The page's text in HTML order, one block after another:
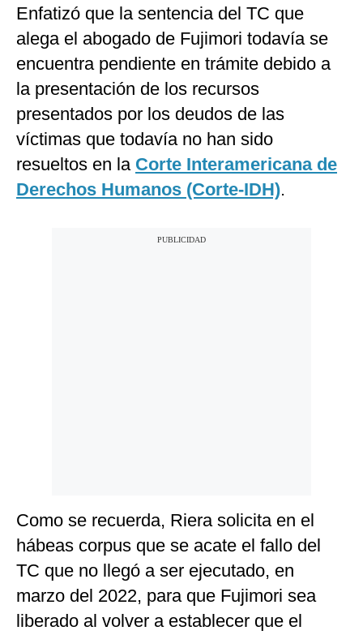
Enfatizó que la sentencia del TC que
alega el abogado de Fujimori todavía se
encuentra pendiente en trámite debido a
la presentación de los recursos
presentados por los deudos de las
víctimas que todavía no han sido
resueltos en la Corte Interamericana de
Derechos Humanos (Corte-IDH).
Como se recuerda, Riera solicita en el
hábeas corpus que se acate el fallo del
TC que no llegó a ser ejecutado, en
marzo del 2022, para que Fujimori sea
liberado al volver a establecer que el